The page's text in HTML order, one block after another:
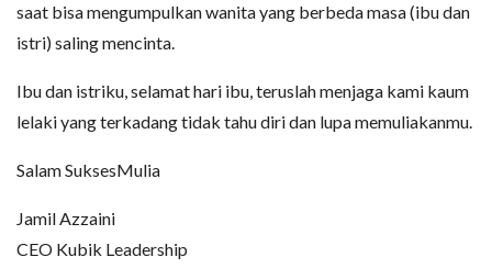
saat bisa mengumpulkan wanita yang berbeda masa (ibu dan
istri) saling mencinta.
Ibu dan istriku, selamat hari ibu, teruslah menjaga kami kaum
lelaki yang terkadang tidak tahu diri dan lupa memuliakanmu.
Salam SuksesMulia
Jamil Azzaini
CEO Kubik Leadership